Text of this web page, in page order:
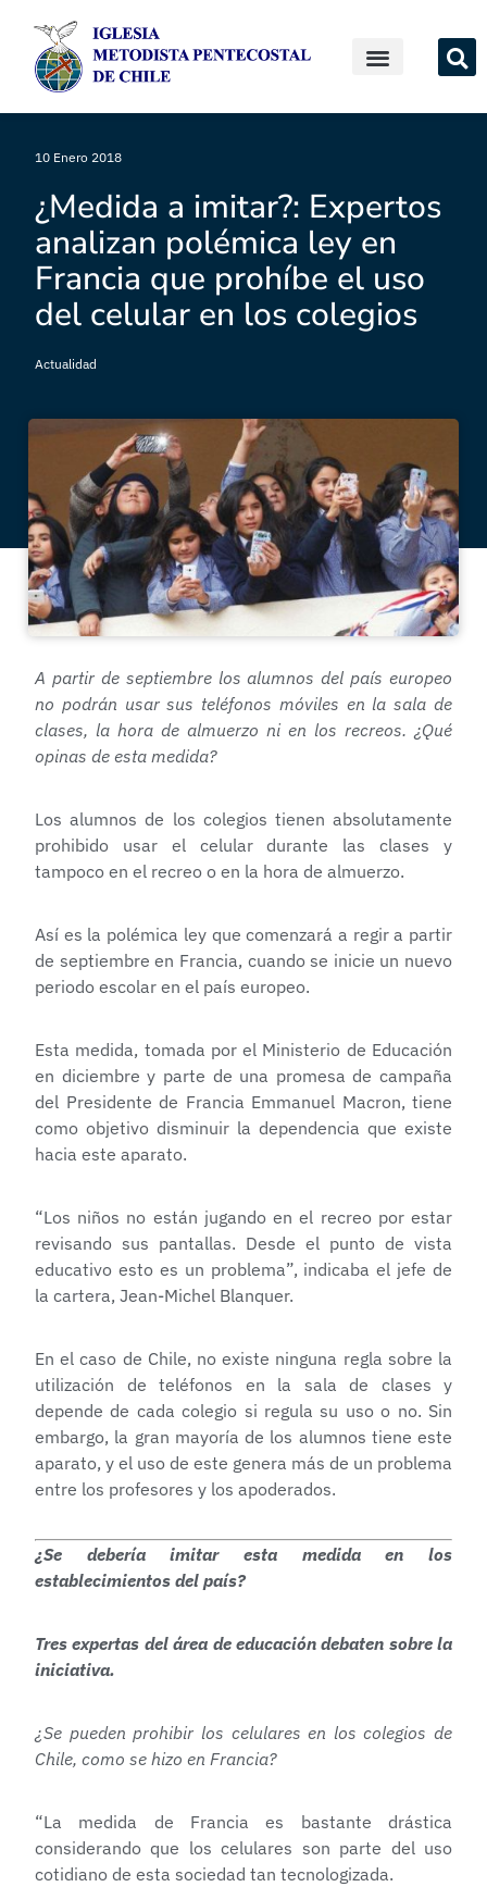
10 Enero 2018
¿Medida a imitar?: Expertos
analizan polémica ley en
Francia que prohíbe el uso
del celular en los colegios
Actualidad
A partir de septiembre los alumnos del país europeo
no podrán usar sus teléfonos móviles en la sala de
clases, la hora de almuerzo ni en los recreos. ¿Qué
opinas de esta medida?
Los alumnos de los colegios tienen absolutamente
prohibido usar el celular durante las clases y
tampoco en el recreo o en la hora de almuerzo.
Así es la polémica ley que comenzará a regir a partir
de septiembre en Francia, cuando se inicie un nuevo
periodo escolar en el país europeo.
Esta medida, tomada por el Ministerio de Educación
en diciembre y parte de una promesa de campaña
del Presidente de Francia Emmanuel Macron, tiene
como objetivo disminuir la dependencia que existe
hacia este aparato.
“Los niños no están jugando en el recreo por estar
revisando sus pantallas. Desde el punto de vista
educativo esto es un problema”, indicaba el jefe de
la cartera, Jean-Michel Blanquer.
En el caso de Chile, no existe ninguna regla sobre la
utilización de teléfonos en la sala de clases y
depende de cada colegio si regula su uso o no. Sin
embargo, la gran mayoría de los alumnos tiene este
aparato, y el uso de este genera más de un problema
entre los profesores y los apoderados.
¿Se debería imitar esta medida en los
establecimientos del país?
Tres expertas del área de educación debaten sobre la
iniciativa.
¿Se pueden prohibir los celulares en los colegios de
Chile, como se hizo en Francia?
“La medida de Francia es bastante drástica
considerando que los celulares son parte del uso
cotidiano de esta sociedad tan tecnologizada.